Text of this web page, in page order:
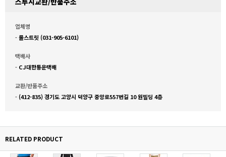
업체명
-롤스트릿 (031-905-6101)
택배사
- CJ대한통운택배
교환/반품주소
- (412-835) 경기도 고양시 덕양구 중앙로557번길 10 원빌딩 4층
RELATED PRODUCT